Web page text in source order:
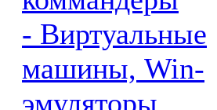
- Виртуальные
машины, Win-
эмуляторы.